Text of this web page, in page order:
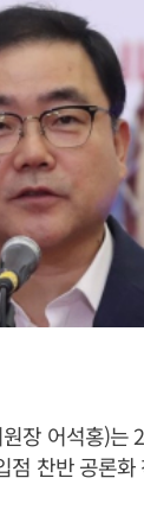
장 어석홍)는
점 찬반 공론화